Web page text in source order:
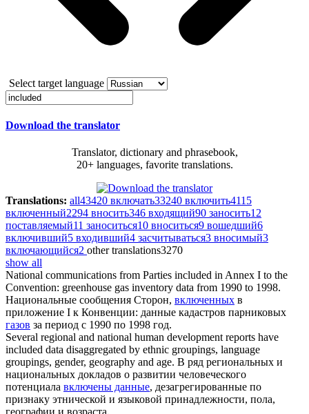
Select target language
Download the translator
Translator, dictionary and phrasebook,
20+ languages, favorite translations.
Translations: all43420 включать33240 включить4115
включенный2294 вносить346 входящий90 заносить12
поставляемый11 заноситься10 вноситься9 вошедший6
включивший5 входивший4 засчитываться3 вносимый3
включающийся2 other translations3270
show all
National communications from Parties included in Annex I to the
Convention: greenhouse gas inventory data from 1990 to 1998.
Национальные сообщения Сторон, включенных в
приложение I к Конвенции: данные кадастров парниковых
газов за период с 1990 по 1998 год.
Several regional and national human development reports have
included data disaggregated by ethnic groupings, language
groupings, gender, geography and age. В ряд региональных и
национальных докладов о развитии человеческого
потенциала включены данные, дезагрегированные по
признаку этнической и языковой принадлежности, пола,